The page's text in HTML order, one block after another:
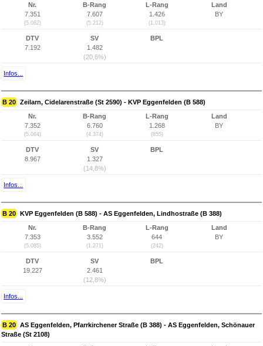
Nr.
7.351
(5.082)
B-Rang
7.607
(5.212)
L-Rang
1.426
(1.013)
Land
BY
DTV
7.192
SV
1.482
(20,6%)
BPL
Infos...
B 20 Zeilarn, Cidelarenstraße (St 2590) - KVP Eggenfelden (B 588)
Nr.
7.352
(5.084)
B-Rang
6.760
(4.374)
L-Rang
1.268
(855)
Land
BY
DTV
8.967
SV
1.327
(14,8%)
BPL
Infos...
B 20 KVP Eggenfelden (B 588) - AS Eggenfelden, Lindhostraße (B 388)
Nr.
7.353
(5.085)
B-Rang
3.552
(1.271)
L-Rang
644
(242)
Land
BY
DTV
19.227
SV
2.461
(12,8%)
BPL
Infos...
B 20 AS Eggenfelden, Pfarrkirchener Straße (B 388) - AS Eggenfelden, Schönauer
Straße (St 2108)